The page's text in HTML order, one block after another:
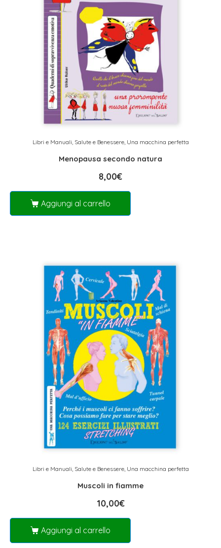
Libri e Manuali Salute e Benessere, Una macchina perfetta
Menopausa secondo natura
8,00€
Aggiungi al carrello
Libri e Manuali, Salute e Benessere, Una macchina perfetta
Muscoli in fiamme
10,00€
Aggiungi al carrello